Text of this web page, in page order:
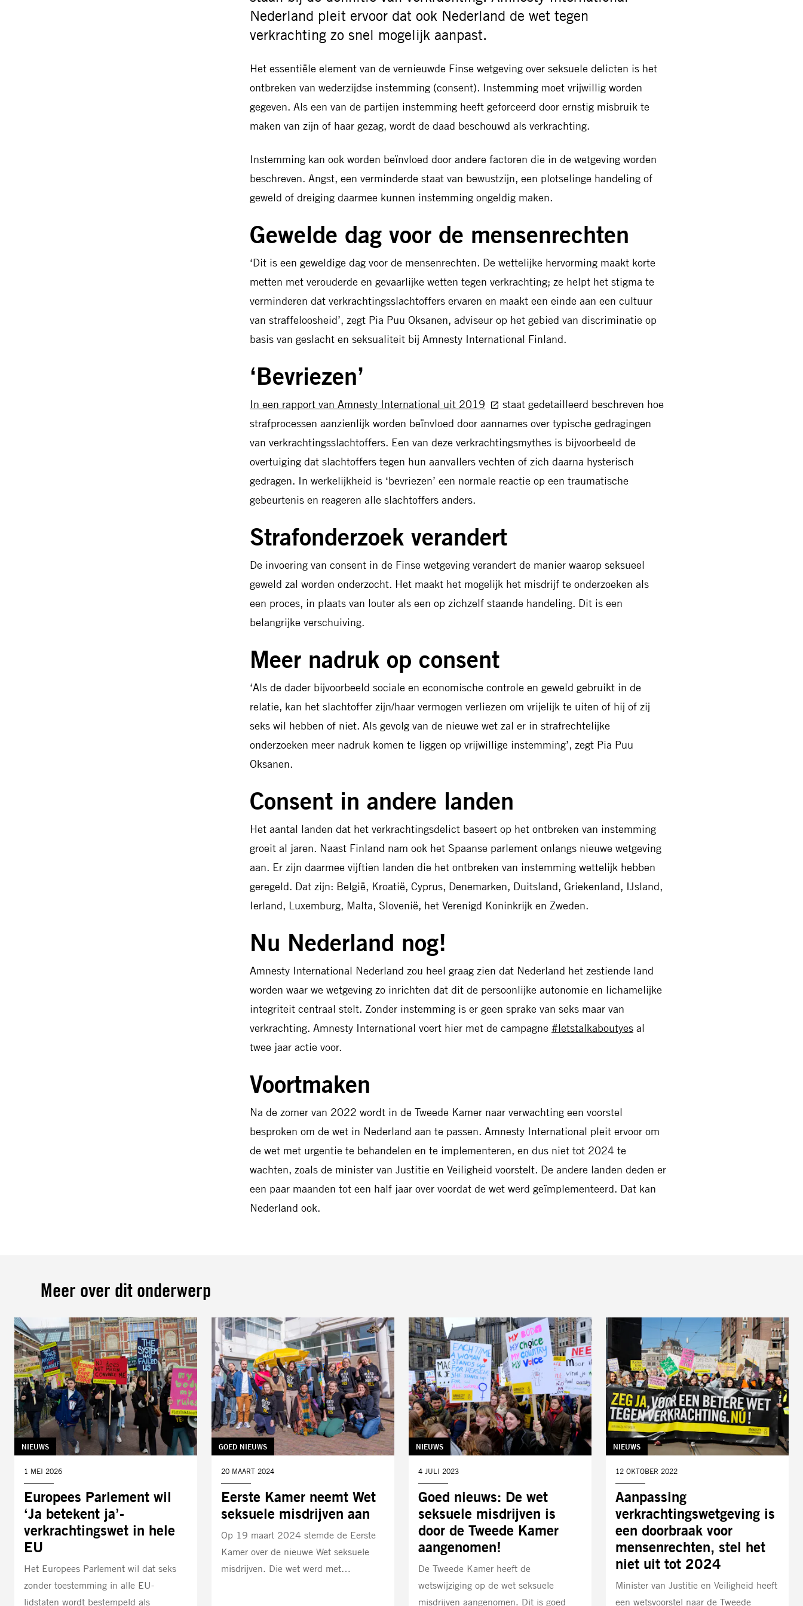
Nederland pleit ervoor dat ook Nederland de wet tegen
verkrachting zo snel mogelijk aanpast.
Het essentiële element van de vernieuwde Finse wetgeving over seksuele delicten is het
ontbreken van wederzijdse instemming (consent). Instemming moet vrijwillig worden
gegeven. Als een van de partijen instemming heeft geforceerd door ernstig misbruik te
maken van zijn of haar gezag, wordt de daad beschouwd als verkrachting.
Instemming kan ook worden beïnvloed door andere factoren die in de wetgeving worden
beschreven. Angst, een verminderde staat van bewustzijn, een plotselinge handeling of
geweld of dreiging daarmee kunnen instemming ongeldig maken.
Gewelde dag voor de mensenrechten
‘Dit is een geweldige dag voor de mensenrechten. De wettelijke hervorming maakt korte
metten met verouderde en gevaarlijke wetten tegen verkrachting; ze helpt het stigma te
verminderen dat verkrachtingsslachtoffers ervaren en maakt een einde aan een cultuur
van straffeloosheid’, zegt Pia Puu Oksanen, adviseur op het gebied van discriminatie op
basis van geslacht en seksualiteit bij Amnesty International Finland.
‘Bevriezen’
In een rapport van Amnesty International uit 2019
staat gedetailleerd beschreven hoe
strafprocessen aanzienlijk worden beïnvloed door aannames over typische gedragingen
van verkrachtingsslachtoffers. Een van deze verkrachtingsmythes is bijvoorbeeld de
overtuiging dat slachtoffers tegen hun aanvallers vechten of zich daarna hysterisch
gedragen. In werkelijkheid is ‘bevriezen’ een normale reactie op een traumatische
gebeurtenis en reageren alle slachtoffers anders.
Strafonderzoek verandert
De invoering van consent in de Finse wetgeving verandert de manier waarop seksueel
geweld zal worden onderzocht. Het maakt het mogelijk het misdrijf te onderzoeken als
een proces, in plaats van louter als een op zichzelf staande handeling. Dit is een
belangrijke verschuiving.
Meer nadruk op consent
‘Als de dader bijvoorbeeld sociale en economische controle en geweld gebruikt in de
relatie, kan het slachtoffer zijn/haar vermogen verliezen om vrijelijk te uiten of hij of zij
seks wil hebben of niet. Als gevolg van de nieuwe wet zal er in strafrechtelijke
onderzoeken meer nadruk komen te liggen op vrijwillige instemming’, zegt Pia Puu
Oksanen.
Consent in andere landen
Het aantal landen dat het verkrachtingsdelict baseert op het ontbreken van instemming
groeit al jaren. Naast Finland nam ook het Spaanse parlement onlangs nieuwe wetgeving
aan. Er zijn daarmee vijftien landen die het ontbreken van instemming wettelijk hebben
geregeld. Dat zijn: België, Kroatië, Cyprus, Denemarken, Duitsland, Griekenland, IJsland,
Ierland, Luxemburg, Malta, Slovenië, het Verenigd Koninkrijk en Zweden.
Nu Nederland nog!
Amnesty International Nederland zou heel graag zien dat Nederland het zestiende land
worden waar we wetgeving zo inrichten dat dit de persoonlijke autonomie en lichamelijke
integriteit centraal stelt. Zonder instemming is er geen sprake van seks maar van
verkrachting. Amnesty International voert hier met de campagne #letstalkaboutyes al
twee jaar actie voor.
Voortmaken
Na de zomer van 2022 wordt in de Tweede Kamer naar verwachting een voorstel
besproken om de wet in Nederland aan te passen. Amnesty International pleit ervoor om
de wet met urgentie te behandelen en te implementeren, en dus niet tot 2024 te
wachten, zoals de minister van Justitie en Veiligheid voorstelt. De andere landen deden er
een paar maanden tot een half jaar over voordat de wet werd geïmplementeerd. Dat kan
Nederland ook.
Meer over dit onderwerp
Europees Parlement wil
‘Ja betekent ja’-
verkrachtingswet in hele
EU
TAG:
NIEUWS
DATUM:
1 MEI 2026
Het Europees Parlement wil dat seks
zonder toestemming in alle EU-
lidstaten wordt bestempeld als
Eerste Kamer neemt Wet
seksuele misdrijven aan
TAG:
GOED NIEUWS
DATUM:
20 MAART 2024
Op 19 maart 2024 stemde de Eerste
Kamer over de nieuwe Wet seksuele
misdrijven. Die wet werd met…
Goed nieuws: De wet
seksuele misdrijven is
door de Tweede Kamer
aangenomen!
TAG:
NIEUWS
DATUM:
4 JULI 2023
De Tweede Kamer heeft de
wetswijziging op de wet seksuele
misdrijven aangenomen. Dit is goed
Aanpassing
verkrachtingswetgeving is
een doorbraak voor
mensenrechten, stel het
niet uit tot 2024
TAG:
NIEUWS
DATUM:
12 OKTOBER 2022
Minister van Justitie en Veiligheid heeft
een wetsvoorstel naar de Tweede